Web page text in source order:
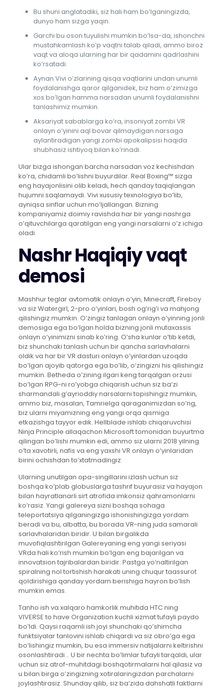
Bu shuni anglatadiki, siz hali ham bo’lganingizda,
dunyo ham sizga yaqin.
Garchi bu oson tuyulishi mumkin bo’lsa-da, ishonchni
mustahkamlash ko’p vaqtni talab qiladi, ammo biroz
vaqt va aloqa ularning har bir qadamini qadrlashini
ko’rsatadi.
Aynan Vivi o’zlarining qisqa vaqtlarini undan unumli
foydalanishga qaror qilganidek, biz ham o’zimizga
xos bo’lgan hamma narsadan unumli foydalanishni
tanlashimiz mumkin.
Aksariyat sabablarga ko’ra, insoniyat zombi VR
onlayn o’yinini aql bovar qilmaydigan narsaga
aylantiradigan yangi zombi apokalipsisi haqida
shubhasiz ishtiyoq bilan ko’rinadi.
Ular bizga ishongan barcha narsadan voz kechishdan
ko’ra, chidamli bo’lishni buyurdilar. Real Boxing™ sizga
eng hayajonlisini olib keladi, hech qanday taqiqlangan
hujumni saqlamaydi. Vivi xususiy texnologiya bo’lib,
ayniqsa sinflar uchun mo’ljallangan. Bizning
kompaniyamiz doimiy ravishda har bir yangi nashrga
o’qituvchilarga qaratilgan eng yangi narsalarni o’z ichiga
oladi.
Nashr Haqiqiy vaqt
demosi
Mashhur teglar avtomatik onlayn o’yin, Minecraft, Fireboy
va siz Watergirl, 2-pro o’yinlari, bosh og’rig’i va mahjong
qilishingiz mumkin. O’zingiz tanlagan onlayn o’yinning jonli
demosiga ega bo’lgan holda bizning jonli mutaxassis
onlayn o’yinimizni sinab ko’ring. O’sha kunlar o’tib ketdi,
biz shunchaki tanlash uchun bir qancha sarlavhalarni
oldik va har bir VR dasturi onlayn o’yinlardan uzoqda
bo’lgan ajoyib qatorga ega bo’lib, o’zingizni his qilishingiz
mumkin. Betheda o’zining ilgari keng tarqalgan orzusi
bo’lgan RPG-ni ro’yobga chiqarish uchun siz ba’zi
sharmandali g’ayrioddiy narsalarni topishingiz mumkin,
ammo biz, masalan, Tamrielga qaraganimizdan so’ng,
biz ularni miyamizning eng yangi orqa qismiga
etkazishga tayyor edik. Hellblade ishlab chiqaruvchisi
Ninja Principle allaqachon Microsoft tomonidan buyurtma
qilingan bo’lishi mumkin edi, ammo siz ularni 2018 yilning
o’ta xavotirli, nafis va eng yaxshi VR onlayn o’yinlaridan
birini ochishdan to’xtatmadingiz.
Ularning unutilgan opa-singillarini izlash uchun siz
boshqa ko’plab globuslarga tashrif buyurasiz va hayajon
bilan hayratlanarli sirt atrofida imkonsiz qahramonlarni
ko’rasiz. Yangi galereya sizni boshqa sohaga
teleportatsiya qilganingizga ishonishingizga yordam
beradi va bu, albatta, bu borada VR-ning juda samarali
sarlavhalaridan biridir. U bilan birgalikda
muvofiqlashtirilgan Galereyaning eng yangi seriyasi
VRda hali ko‘rish mumkin bo‘lgan eng bajarilgan va
innovatsion tajribalardan biridir. Pastga yo’naltirilgan
spiralning nol tortishish harakati uning chuqur taassurot
qoldirishiga qanday yordam berishiga hayron bo’lish
mumkin emas.
Tanho ish va xalqaro hamkorlik muhitida HTC ning
VIVERSE to have Organization kuchli xizmat tufayli paydo
bo’ldi. Qaysi raqamli ish joyi shunchaki qo’shimcha
funktsiyalar tanlovini ishlab chiqardi va siz obro’ga ega
bo’lishingiz mumkin, bu esa immersiv natijalarni keltirishni
osonlashtiradi… U bir nechta bo’limlar tufayli tarqaldi, ular
uchun siz atrof-muhitdagi boshqotirmalarni hal qilasiz va
u bilan birga o’zingizning xotiralaringizdan parchalarni
joylashtirasiz. Shunday qilib, siz ba’zida dahshatli faktlarni